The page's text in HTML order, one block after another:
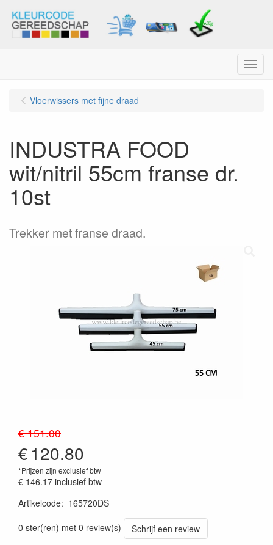
Menu
Vloerwissers met fijne draad
INDUSTRA FOOD
wit/nitril 55cm franse dr.
10st
Trekker met franse draad.
€ 151.00
€120.80
*Prijzen zijn exclusief btw
€ 146.17 inclusief btw
Artikelcode: 165720DS
0 ster(ren) met 0 review(s)
Schrijf een review